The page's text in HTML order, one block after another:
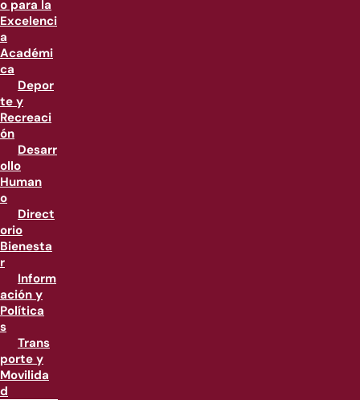
o para la
Excelenci
a
Académi
ca
Depor
te y
Recreaci
ón
Desarr
ollo
Human
o
Direct
orio
Bienesta
r
Inform
ación y
Política
s
Trans
porte y
Movilida
d